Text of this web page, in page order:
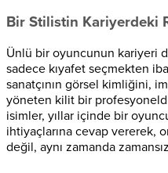
Bir Stilistin Kariyerdeki
Ünlü bir oyuncunun kariyeri
sadece kıyafet seçmekten
sanatçının görsel kimliğini,
yöneten kilit bir
isimler, yıllar içinde bir
ihtiyaçlarına cevap vererek,
değil, aynı zamanda